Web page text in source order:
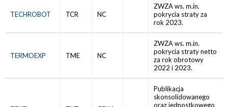
TECHROBOT TCR NC
ZWZA ws. m.in.
pokrycia straty za
rok 2023.
TERMOEXP TME NC
ZWZA ws. m.in.
pokrycia straty netto
za rok obrotowy
2022 i 2023.
Publikacja
skonsolidowanego
oraz jednostkowego